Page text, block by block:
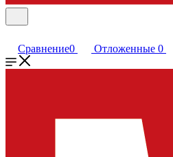
Сравнение0 Отложенные 0